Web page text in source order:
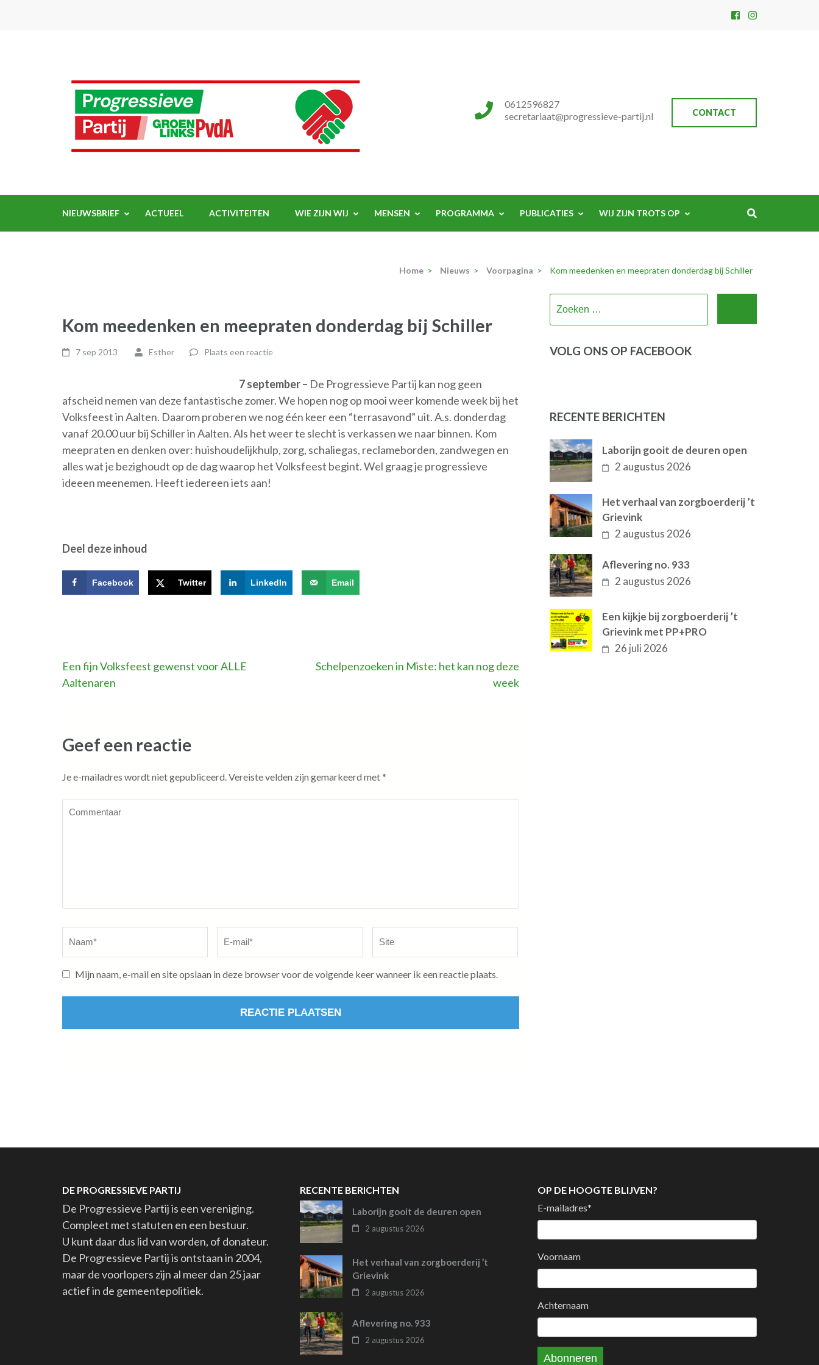
CONTACT
0612596827
secretariaat@progressieve-partij.nl
NIEUWSBRIEF ACTUEEL ACTIVITEITEN WIE ZIJN WIJ MENSEN PROGRAMMA PUBLICATIES WIJ ZIJN TROTS OP
Home > Nieuws > Voorpagina > Kom meedenken en meepraten donderdag bij Schiller
Kom meedenken en meepraten donderdag bij Schiller
7 sep 2013 Esther Plaats een reactie
7 september – De Progressieve Partij kan nog geen
afscheid nemen van deze fantastische zomer. We hopen nog op mooi weer komende week bij het
Volksfeest in Aalten. Daarom proberen we nog één keer een “terrasavond” uit. A.s. donderdag
vanaf 20.00 uur bij Schiller in Aalten. Als het weer te slecht is verkassen we naar binnen. Kom
meepraten en denken over: huishoudelijkhulp, zorg, schaliegas, reclameborden, zandwegen en
alles wat je bezighoudt op de dag waarop het Volksfeest begint. Wel graag je progressieve
ideeen meenemen. Heeft iedereen iets aan!
Deel deze inhoud
Facebook Twitter LinkedIn Email
Bericht
navigatie
Een fijn Volksfeest gewenst voor ALLE
Aaltenaren
Schelpenzoeken in Miste: het kan nog deze
week
Geef een reactie
Je e-mailadres wordt niet gepubliceerd. Vereiste velden zijn gemarkeerd met*
mail*
Mijn naam, e-mail en site opslaan in deze browser voor de volgende keer wanneer ik een reactie plaats.
VOLG ONS OP FACEBOOK
RECENTE BERICHTEN
Laborijn gooit de deuren open
2 augustus 2026
Het verhaal van zorgboerderij ’t
Grievink
2 augustus 2026
Aflevering no. 933
2 augustus 2026
Een kijkje bij zorgboerderij ’t
Grievink met PP+PRO
26 juli 2026
DE PROGRESSIEVE PARTIJ
De Progressieve Partij is een vereniging.
Compleet met statuten en een bestuur.
U kunt daar dus lid van worden, of donateur.
De Progressieve Partij is ontstaan in 2004,
maar de voorlopers zijn al meer dan 25 jaar
actief in de gemeentepolitiek.
RECENTE BERICHTEN
Laborijn gooit de deuren open
2 augustus 2026
Het verhaal van zorgboerderij ’t
Grievink
2 augustus 2026
Aflevering no. 933
2 augustus 2026
OP DE HOOGTE BLIJVEN?
E-mailadres*
Voornaam
Achternaam
Abonneren